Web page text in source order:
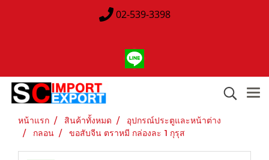
02-539-3398
หน้าแรก สินค้าทั้งหมด
อุปกรณ์ประตูและหน้าต่าง
กลอน
ขอสับจีน ตราหมี กล่องละ 1 กุรุส